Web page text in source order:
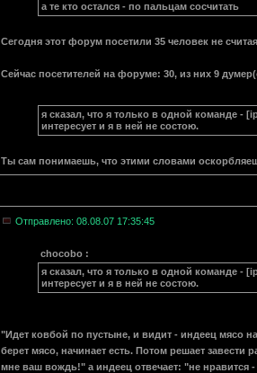
а те кто остался - по пальцам сосчитать
Сегодня этот форум посетили 35 человек не
Сейчас посетителей на форуме: 30, из них 9
я сказал, что я только в одной команде -
интересует и я в ней не состою.
Ты сам понимаешь, что этими словами
Отправлено: 08.08.07 17:35:45
chocobo :
я сказал, что я только в одной команде -
интересует и я в ней не состою.
"Идет ковбой по пустыне, и видит - индеец мясо
берет мясо, начинает есть. Потом решает завести
мне ваш вождь!" а индеец отвечает: "не нравится